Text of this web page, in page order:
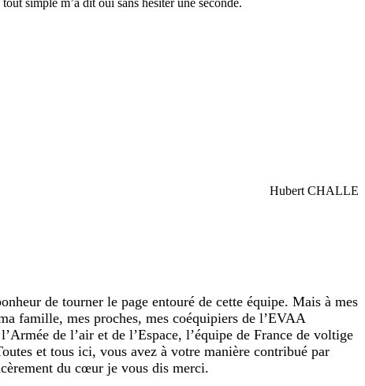
simple m’a dit oui sans hésiter une seconde.
Hubert CHALLE
de tourner le page entouré de cette équipe. Mais à mes
famille, mes proches, mes coéquipiers de l’EVAA
de l’air et de l’Espace, l’équipe de France de voltige
et tous ici, vous avez à votre manière contribué par
du cœur je vous dis merci.